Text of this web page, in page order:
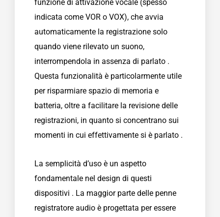
funzione di attivazione vocale (spesso
indicata come VOR o VOX), che avvia
automaticamente la registrazione solo
quando viene rilevato un suono,
interrompendola in assenza di parlato .
Questa funzionalità è particolarmente utile
per risparmiare spazio di memoria e
batteria, oltre a facilitare la revisione delle
registrazioni, in quanto si concentrano sui
momenti in cui effettivamente si è parlato .
La semplicità d’uso è un aspetto
fondamentale nel design di questi
dispositivi . La maggior parte delle penne
registratore audio è progettata per essere